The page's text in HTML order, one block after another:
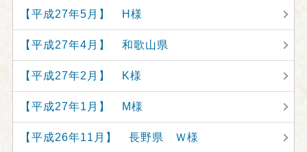
【平成27年5月】 H様
【平成27年4月】 和歌山県
【平成27年2月】 K様
【平成27年1月】 M様
【平成26年11月】 長野県 Ｗ様